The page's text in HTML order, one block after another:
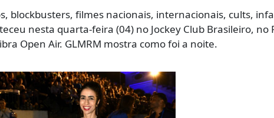
blockbusters, filmes nacionais, internacionais, cults,
nesta quarta-feira (04) no Jockey Club Brasileiro, no
Open Air. GLMRM mostra como foi a noite.